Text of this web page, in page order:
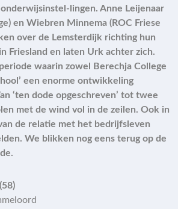
lingen. Anne Leijenaar
en Wiebren Minnema (ROC Friese
over de Lemsterdijk richting hun
Friesland en laten Urk achter zich.
waarin zowel Berechja College
een enorme ontwikkeling
‘ten dode opgeschreven’ tot twee
met de wind vol in de zeilen. Ook in
de relatie met het bedrijfsleven
We blikken nog eens terug op de